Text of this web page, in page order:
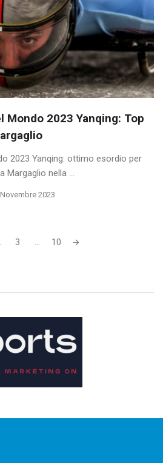
Mondo 2023 Yanqing: Top
2023 Yanqing: ottimo esordio per
Margaglio nella ...
2023
3 ... 10